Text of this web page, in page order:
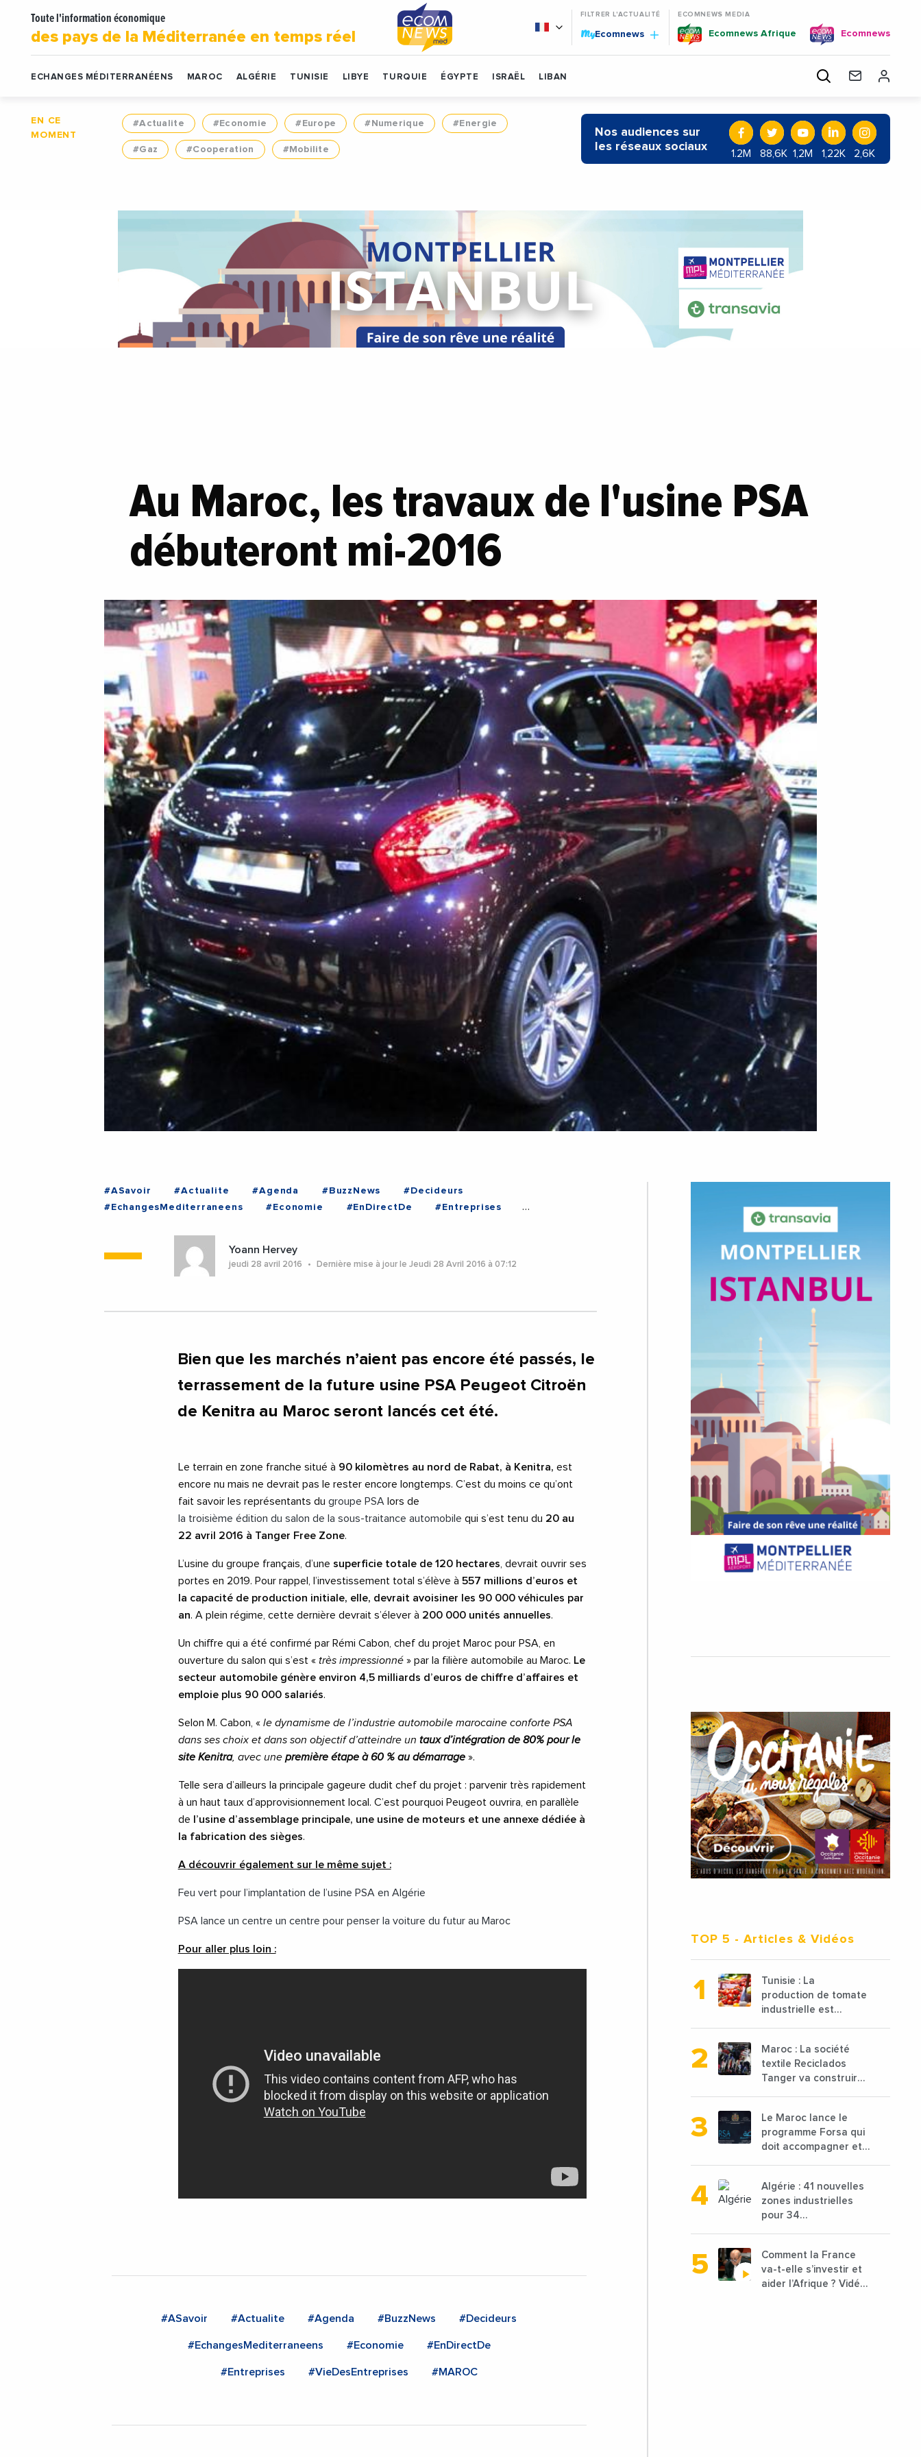
Toute l'information économique
des pays de la Méditerranée en temps réel
FILTRER L'ACTUALITÉ
MyEcomnews
ECOMNEWS MEDIA
Ecomnews Afrique Ecomnews
ECHANGES MÉDITERRANÉENS MAROC ALGÉRIE TUNISIE LIBYE TURQUIE ÉGYPTE ISRAËL LIBAN
EN CE
MOMENT
#Actualite #Economie #Europe #Numerique #Energie
#Gaz #Cooperation #Mobilite
Nos audiences sur
les réseaux sociaux
1.2M 88,6K 1,2M 1,22K 2,6K
Au Maroc, les travaux de l'usine PSA
débuteront mi-2016
#ASavoir #Actualite #Agenda #BuzzNews
#Decideurs
#EchangesMediterraneens
#Economie #EnDirectDe
#Entreprises
Yoann Hervey
jeudi 28 avril 2016 Dernière mise à jour le Jeudi 28 Avril 2016 à 07:12
Bien que les marchés n’aient pas encore été passés, le
terrassement de la future usine PSA Peugeot Citroën
de Kenitra au Maroc seront lancés cet été.
Le terrain en zone franche situé à 90 kilomètres au nord de Rabat, à Kenitra, est
encore nu mais ne devrait pas le rester encore longtemps. C’est du moins ce qu’ont
fait savoir les représentants du groupe PSA lors de
la troisième édition du salon de la sous-traitance automobile qui s’est tenu du 20 au
22 avril 2016 à Tanger Free Zone.
L’usine du groupe français, d’une superficie totale de 120 hectares , devrait ouvrir ses
portes en 2019. Pour rappel, l’investissement total s’élève à 557 millions d’euros et
la capacité de production initiale, elle, devrait avoisiner les 90 000 véhicules par
an. A plein régime, cette dernière devrait s’élever à 200 000 unités annuelles.
Un chiffre qui a été confirmé par Rémi Cabon, chef du projet Maroc pour PSA, en
ouverture du salon qui s’est « très impressionné» par la filière automobile au Maroc. Le
secteur automobile génère environ 4,5 milliards d’euros de chiffre d’affaires et
emploie plus 90 000 salariés.
Selon M. Cabon, « le dynamisme de l’industrie automobile marocaine conforte PSA
dans ses choix et dans son objectif d’atteindre un taux d’intégration de 80% pour le
site Kenitra, avec une première étape à 60 % au démarrage ».
Telle sera d’ailleurs la principale gageure dudit chef du projet : parvenir très rapidement
à un haut taux d’approvisionnement local. C’est pourquoi Peugeot ouvrira, en parallèle
de
l’usine d’assemblage principale, une usine de moteurs et une annexe dédiée à
la fabrication des sièges.
A découvrir également sur le même sujet :
Feu vert pour l’implantation de l’usine PSA en Algérie
PSA lance un centre un centre pour penser la voiture du futur au Maroc
Pour aller plus loin :
#ASavoir #Actualite #Agenda #BuzzNews #Decideurs
#EchangesMediterraneens #Economie #EnDirectDe
#Entreprises #VieDesEntreprises #MAROC
TOP 5 - Articles & Vidéos
Tunisie : La
production de tomate
industrielle est
baisse de 15%
Maroc : La société
textile Reciclados
Tanger va construire
traiter les déchets
textiles
Le Maroc lance le
programme Forsa qui
doit accompagner et
avec une enveloppe
de 1,25 milliard de
dirhams
Algérie : 41 nouvelles
zones industrielles
pour 34
Comment la France
va-t-elle s’investir et
aider l’Afrique ? Vidéo